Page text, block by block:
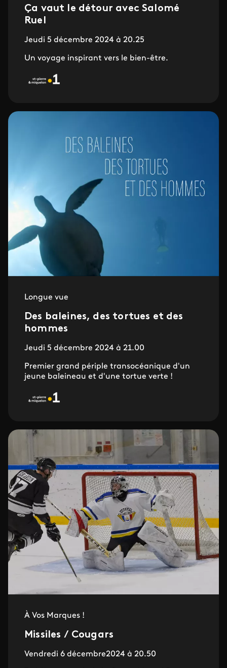
Ça vaut le détour avec Salomé
Ruel
Jeudi 5 décembre 2024 à 20.25
Un voyage inspirant vers le bien-être.
Longue vue
Des baleines, des tortues et des
hommes
Jeudi 5 décembre 2024 à 21.00
Premier grand périple transocéanique d'un
jeune baleineau et d'une tortue verte !
À Vos Marques !
Missiles / Cougars
Vendredi 6 décembre2024 à 20.50